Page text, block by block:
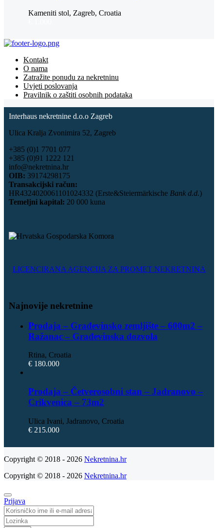
Kameniti stol, Zagreb, Croatia
Kontakt
O nama
Zatražite ponudu za nekretninu
Uvjeti poslovanja
Pravilnik o zaštiti osobnih podataka
Interhaus nekretnine d.o.o Zagreb
Ulica Kralja Zvonimira 52, Zagreb
+385 (0)1 7701 077
+385 (0)91 1222 121
info@nekretnina.hr
OIB: 39174298175
Transakcijski račun:
HR4324020061101024332 (Erste&Steiermärkische Bank d.d.)
Temeljni kapital: 20 000 kuna
LICENCIRANA AGENCIJA ZA PROMET NEKRETNINA
Najnovije nekretnine
Prodaja – Građevinsko zemljište – 600m2 –
Ražanac – Građevinska dozvola
Rtina, Croatia
€ 180.000
Prodaja – Četverosobni stan – Jadranovo –
Crikvenica – 73m2
Ulica Ivani, Jadranovo, Croatia
€ 215.000
Copyright © 2018 - 2026 Nekretnina.hr
Copyright © 2018 - 2026 Nekretnina.hr
Prijava